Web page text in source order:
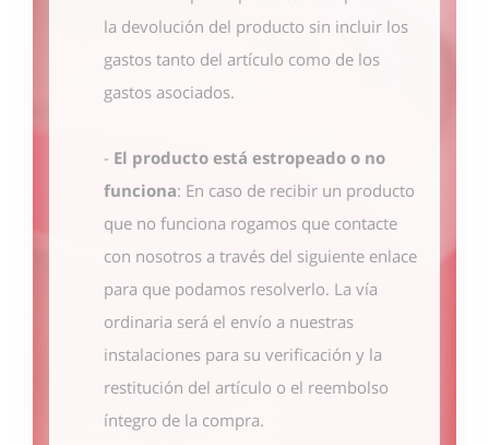
la devolución del producto sin incluir los
gastos tanto del artículo como de los
gastos asociados.
- El producto está estropeado o no
funciona: En caso de recibir un producto
que no funciona rogamos que contacte
con nosotros a través del siguiente enlace
para que podamos resolverlo. La vía
ordinaria será el envío a nuestras
instalaciones para su verificación y la
restitución del artículo o el reembolso
íntegro de la compra.